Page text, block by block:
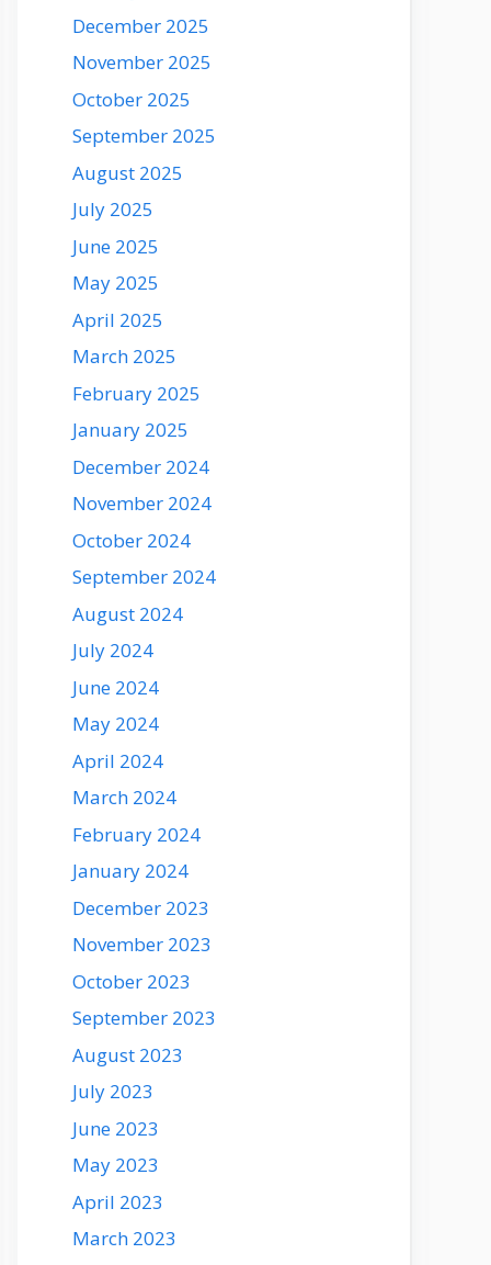
December 2025
November 2025
October 2025
September 2025
August 2025
July 2025
June 2025
May 2025
April 2025
March 2025
February 2025
January 2025
December 2024
November 2024
October 2024
September 2024
August 2024
July 2024
June 2024
May 2024
April 2024
March 2024
February 2024
January 2024
December 2023
November 2023
October 2023
September 2023
August 2023
July 2023
June 2023
May 2023
April 2023
March 2023